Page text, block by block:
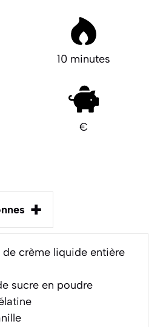
10 minutes
€
+
de crème liquide entière
sucre en poudre